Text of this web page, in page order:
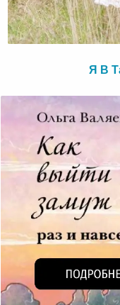
Я В